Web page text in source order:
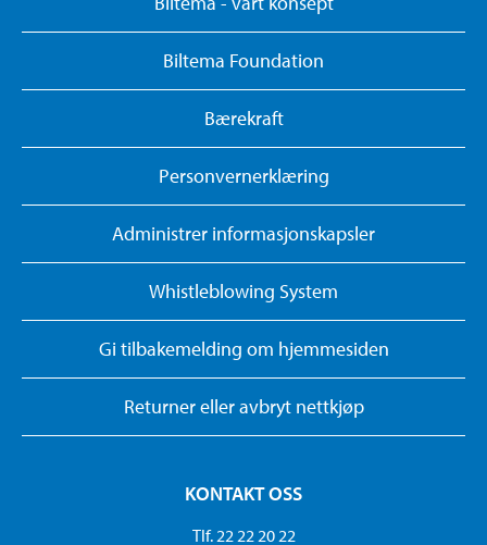
Biltema Foundation
Bærekraft
Personvernerklæring
Administrer informasjonskapsler
Whistleblowing System
Gi tilbakemelding om hjemmesiden
Returner eller avbryt nettkjøp
KONTAKT OSS
Tlf. 22 22 20 22